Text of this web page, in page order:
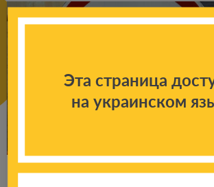
Про­пуск через линию
Эта страница
на украинском